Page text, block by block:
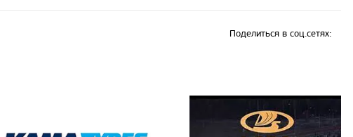
Поделиться в соц.сетях: